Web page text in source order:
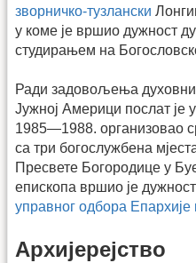
зворничко-тузлански
у коме је вршио дужност
студирањем на
Ради задовољења
Јужној Америци послат је
1985—1988. организовао
са три богослужбена
Пресвете Богородице у
епископа вршио је
управног одбора Епархије
Архијерејство